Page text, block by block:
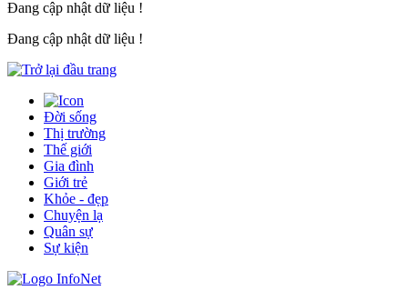
Đang cập nhật dữ liệu !
Đang cập nhật dữ liệu !
Đời sống
Thị trường
Thế giới
Gia đình
Giới trẻ
Khỏe - đẹp
Chuyện lạ
Quân sự
Sự kiện